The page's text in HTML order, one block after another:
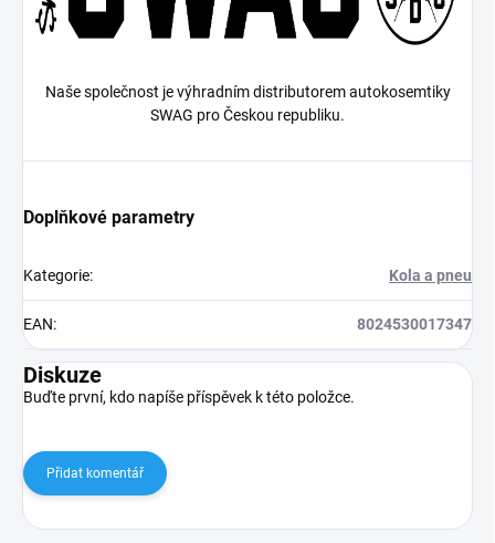
Naše společnost je výhradním distributorem autokosemtiky
SWAG pro Českou republiku.
Doplňkové parametry
Kategorie: Kola a pneu
EAN: 8024530017347
Diskuze
Buďte první, kdo napíše příspěvek k této položce.
Přidat komentář